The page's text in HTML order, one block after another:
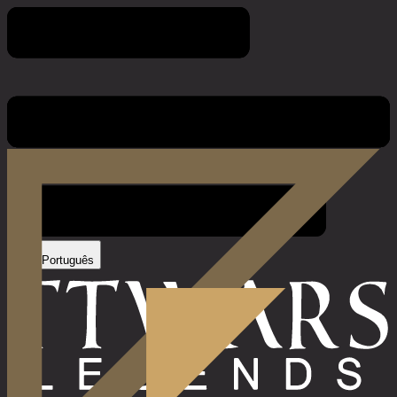
Português
Regras do Jogo